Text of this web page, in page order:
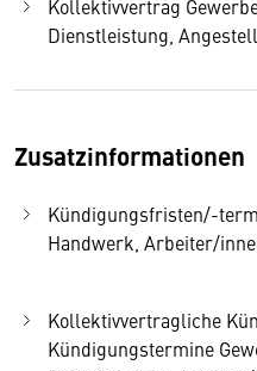
Kollektivvertrag
Dienstleistung,
Zusatzinformationen
Kündigungsfristen/-
Handwerk, Arbeiter/
Kollektivvertragliche
Kündigungstermine